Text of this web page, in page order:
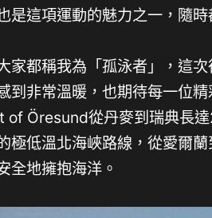
是這項運動的魅力之一，隨時
家都稱我為「孤泳者」，這
到非常溫暖，也期待每一位
of Öresund從丹麥到瑞典長
極低溫北海峽路線，從愛爾
全地擁抱海洋。